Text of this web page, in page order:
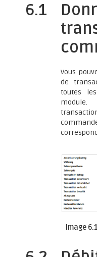
6.1
Vous
de
toutes
module.
Image